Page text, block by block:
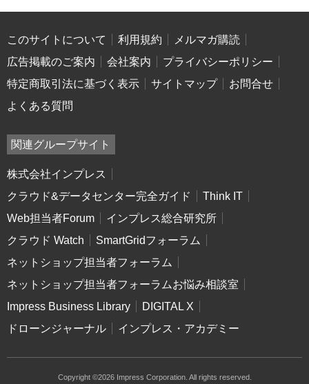
このサイトについて 利用規約
メルマガ購読
広告掲載のご案内
会社案内
プライバシーポリシー
特定商取引法に基づく表示
サイトマップ
お問合せ
よくある質問
関連グループサイト
株式会社インプレス
クラウド&データセンター完全ガイド
Think IT
Web担当者Forum
インプレス総合研究所
クラウド Watch
SmartGridフォーラム
ネットショップ担当者フォーラム
ネットショップ担当者フォーラムお悩み相談室
Impress Business Library
DIGITAL X
ドローンジャーナル
インプレス・アカデミー
Copyright ©2026 Impress Corporation. All rights reserved.